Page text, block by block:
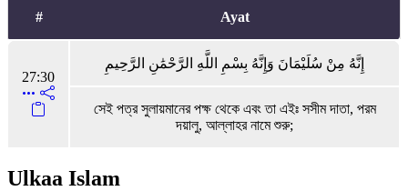
# Ayat
27:30
إِنَّهُ مِنْ سُلَيْمَانَ وَإِنَّهُ بِسْمِ اللَّهِ الرَّحْمَٰنِ الرَّحِيمِ
সেই পত্র সুলায়মানের পক্ষ থেকে এবং তা এইঃ সসীম দাতা, পরম
দয়ালু, আল্লাহর নামে শুরু;
Ulkaa Islam